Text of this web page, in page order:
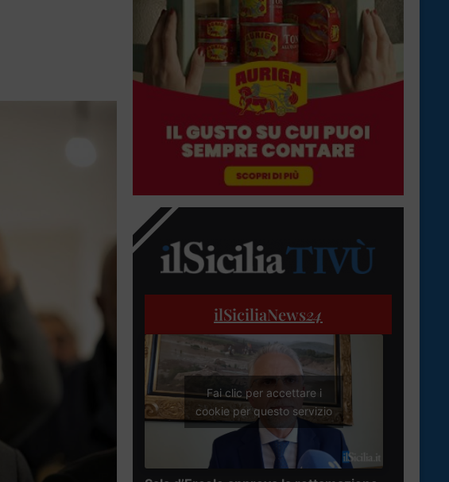
ilSiciliaNews24
Fai clic per accettare i
cookie per questo servizio